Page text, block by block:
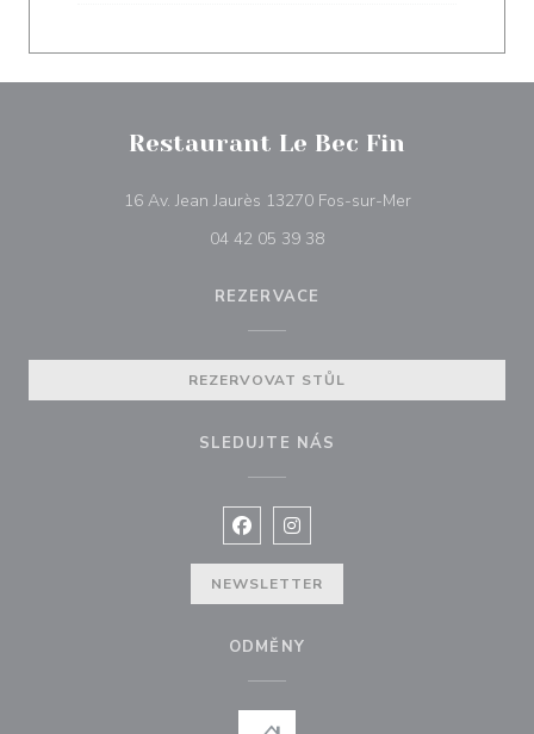
Restaurant Le Bec Fin
16 Av. Jean Jaurès 13270 Fos-sur-Mer((otevře se v
04 42 05 39 38
REZERVACE
REZERVOVAT STŮL
SLEDUJTE NÁS
Facebook ((otevře se v novém
Instagram ((otevře se v
NEWSLETTER
ODMĚNY